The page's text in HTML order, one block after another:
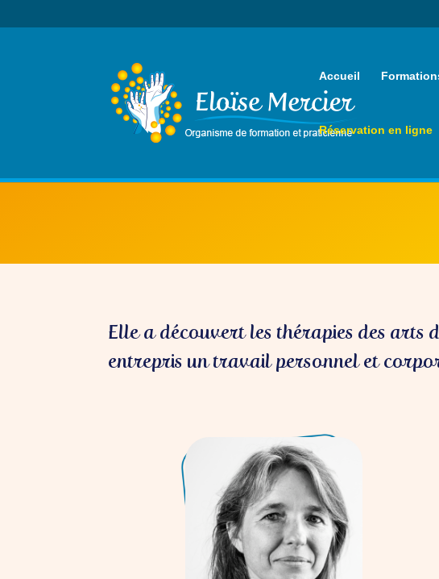
Accueil
Réservation en ligne
Elle a découvert les thérapies des arts
entrepris un travail personnel et